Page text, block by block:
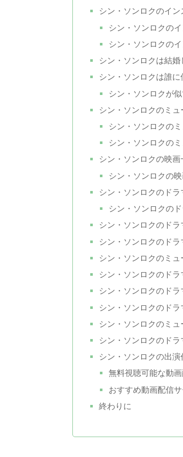
シン・ソンロクのイン
シン・ソンロクのイ
シン・ソンロクの
シン・ソンロクは結
シン・ソンロクは誰に
シン・ソンロクが
シン・ソンロクのミュ
シン・ソンロクの
シン・ソンロクの
シン・ソンロクの映画
シン・ソンロクの
シン・ソンロクのドラ
シン・ソンロクの
シン・ソンロクのドラ
シン・ソンロクのドラ
シン・ソンロクのミュ
シン・ソンロクのドラ
シン・ソンロクのドラ
シン・ソンロクのドラ
シン・ソンロクのミュ
シン・ソンロクのドラ
シン・ソンロクの出
無料視聴可能な動
おすすめ動画配信
終わりに